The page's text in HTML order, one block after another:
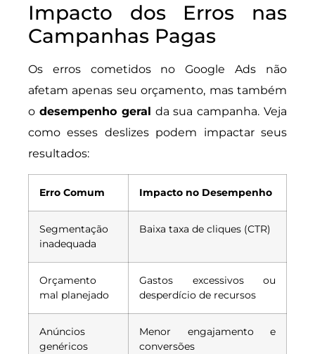
Impacto dos Erros nas
Campanhas Pagas
Os erros cometidos no Google Ads não
afetam apenas seu orçamento, mas também
o desempenho geral da sua campanha. Veja
como esses deslizes podem impactar seus
resultados:
Erro Comum Impacto no Desempenho
Segmentação
inadequada
Baixa taxa de cliques (CTR)
Orçamento
mal planejado
Gastos excessivos ou
desperdício de recursos
Anúncios
genéricos
Menor engajamento e
conversões